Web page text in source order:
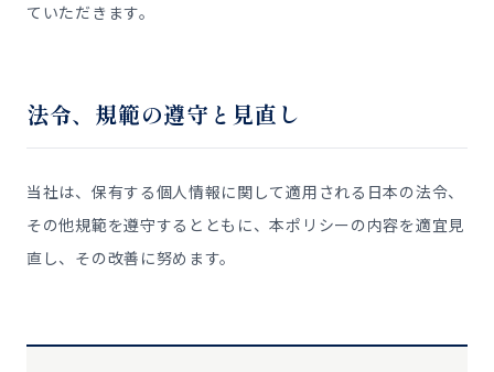
ていただきます。
法令、規範の遵守と見直し
当社は、保有する個人情報に関して適用される日本の法令、
その他規範を遵守するとともに、本ポリシーの内容を適宜見
直し、その改善に努めます。